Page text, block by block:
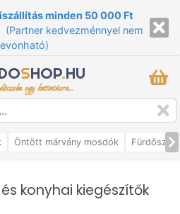
minden 50 000 Ft
(Partner kedvezménnyel nem
SHOP.HU
egy kattintásra...
Öntött márvány mosdók
konyhai kiegészítők